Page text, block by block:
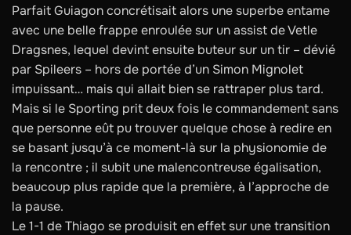
Parfait Guiagon concrétisait alors une superbe entame
avec une belle frappe enroulée sur un assist de Vetle
Dragsnes, lequel devint ensuite buteur sur un tir – dévié
par Spileers – hors de portée d’un Simon Mignolet
impuissant… mais qui allait bien se rattraper plus tard.
Mais si le Sporting prit deux fois le commandement sans
que personne eût pu trouver quelque chose à redire en
se basant jusqu’à ce moment-là sur la physionomie de
la rencontre ; il subit une malencontreuse égalisation,
beaucoup plus rapide que la première, à l’approche de
la pause.
Le 1-1 de Thiago se produisit en effet sur une transition